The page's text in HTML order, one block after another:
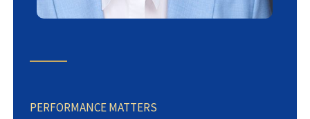
PERFORMANCE MATTERS